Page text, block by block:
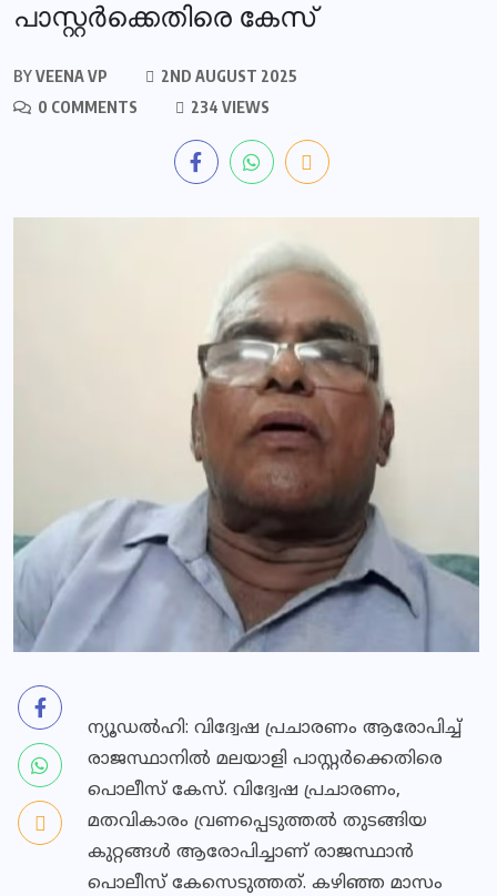
പാസ്റ്റര്‍ക്കെതിരെ കേസ്
BYVEENA VP
2ND AUGUST 2025
0 COMMENTS
234 VIEWS
ന്യൂഡല്‍ഹി: വിദ്വേഷ പ്രചാരണം ആരോപിച്ച്
രാജസ്ഥാനില്‍ മലയാളി പാസ്റ്റര്‍ക്കെതിരെ
പൊലീസ് കേസ്. വിദ്വേഷ പ്രചാരണം,
മതവികാരം വ്രണപ്പെടുത്തല്‍ തുടങ്ങിയ
കുറ്റങ്ങള്‍ ആരോപിച്ചാണ് രാജസ്ഥാന്‍
പൊലീസ് കേസെടുത്തത്. കഴിഞ്ഞ മാസം